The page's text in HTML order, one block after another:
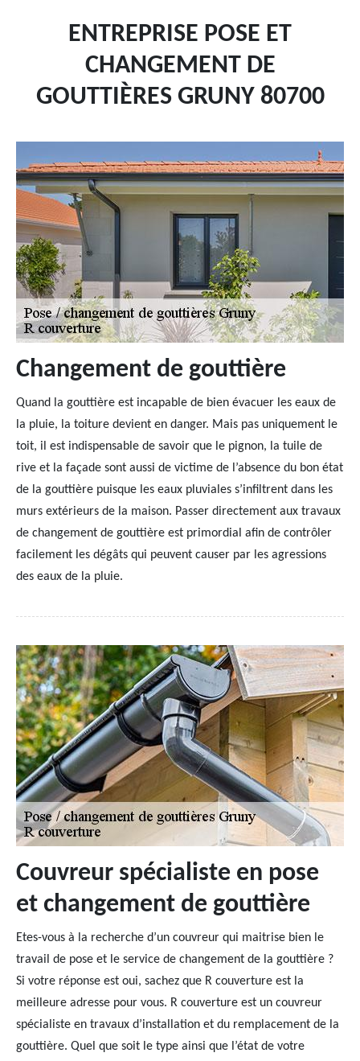
ENTREPRISE POSE ET
CHANGEMENT DE
GOUTTIÈRES GRUNY 80700
Changement de gouttière
Quand la gouttière est incapable de bien évacuer les eaux de
la pluie, la toiture devient en danger. Mais pas uniquement le
toit, il est indispensable de savoir que le pignon, la tuile de
rive et la façade sont aussi de victime de l’absence du bon état
de la gouttière puisque les eaux pluviales s’infiltrent dans les
murs extérieurs de la maison. Passer directement aux travaux
de changement de gouttière est primordial afin de contrôler
facilement les dégâts qui peuvent causer par les agressions
des eaux de la pluie.
Couvreur spécialiste en pose
et changement de gouttière
Etes-vous à la recherche d’un couvreur qui maitrise bien le
travail de pose et le service de changement de la gouttière ?
Si votre réponse est oui, sachez que R couverture est la
meilleure adresse pour vous. R couverture est un couvreur
spécialiste en travaux d’installation et du remplacement de la
gouttière. Quel que soit le type ainsi que l’état de votre